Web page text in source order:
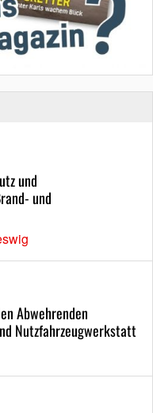
und
und
Abwehrenden
Nutzfahrzeugwerkstatt